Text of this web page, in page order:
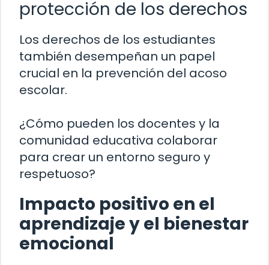
protección de los derechos
Los derechos de los estudiantes
también desempeñan un papel
crucial en la prevención del acoso
escolar.
¿Cómo pueden los docentes y la
comunidad educativa colaborar
para crear un entorno seguro y
respetuoso?
Impacto positivo en el
aprendizaje y el bienestar
emocional